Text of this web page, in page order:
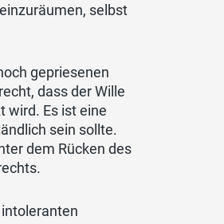
selbst
gepriesenen
dass der Wille
wird. Es ist eine
sein sollte.
dem Rücken des